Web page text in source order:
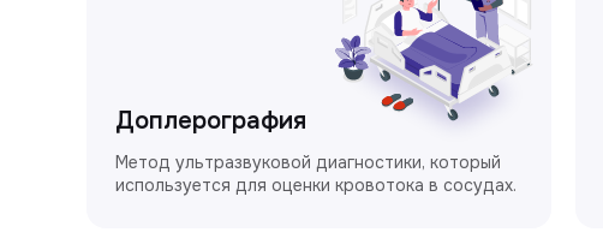
Доплерография
Метод ультразвуковой диагностики, который
используется для оценки кровотока в сосудах.